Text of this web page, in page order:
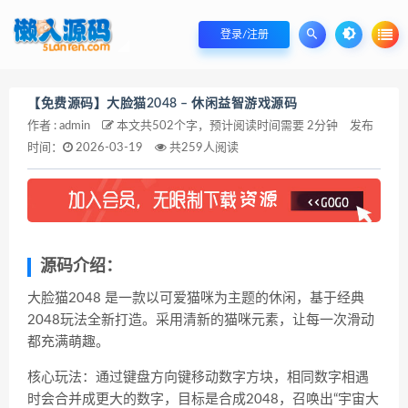
登录/注册
【免费源码】大脸猫2048 – 休闲益智游戏源码
作者 : admin 本文共502个字，预计阅读时间需要 2分钟
发布
时间：
2026-03-19 共259人阅读
源码介绍：
大脸猫2048 是一款以可爱猫咪为主题的休闲，基于经典
2048玩法全新打造。采用清新的猫咪元素，让每一次滑动
都充满萌趣。
核心玩法：通过键盘方向键移动数字方块，相同数字相遇
时会合并成更大的数字，目标是合成2048，召唤出“宇宙大